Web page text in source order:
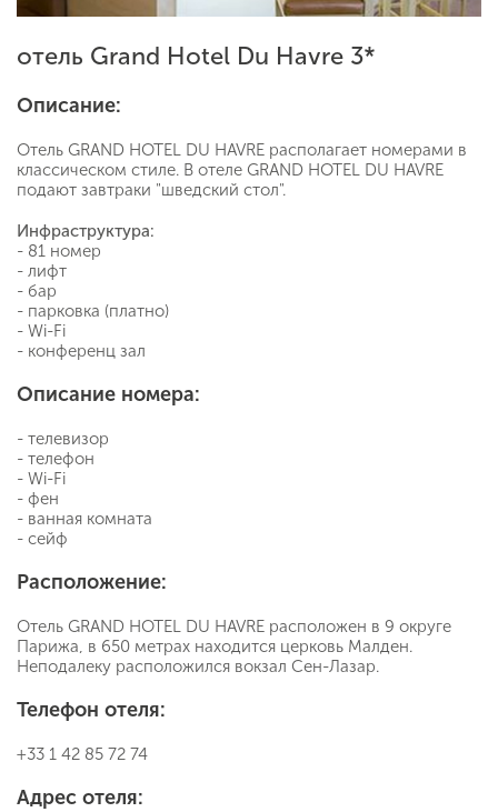
отель Grand Hotel Du Havre 3*
Описание:
Отель GRAND HOTEL DU HAVRE располагает номерами в
классическом стиле. В отеле GRAND HOTEL DU HAVRE
подают завтраки "шведский стол".
Инфраструктура:
- 81 номер
- лифт
- бар
- парковка (платно)
- Wi-Fi
- конференц зал
Описание номера:
- телевизор
- телефон
- Wi-Fi
- фен
- ванная комната
- сейф
Расположение:
Отель GRAND HOTEL DU HAVRE расположен в 9 округе
Парижа, в 650 метрах находится церковь Малден.
Неподалеку расположился вокзал Сен-Лазар.
Телефон отеля:
+33 1 42 85 72 74
Адрес отеля: